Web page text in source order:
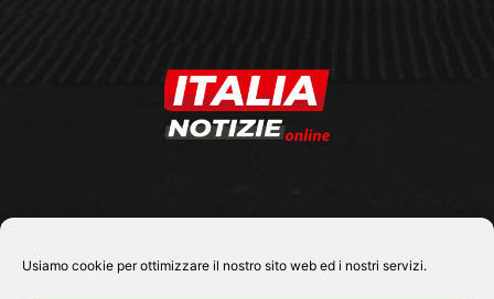
Usiamo cookie per ottimizzare il nostro sito web ed i nostri servizi.
SEGUICI SU